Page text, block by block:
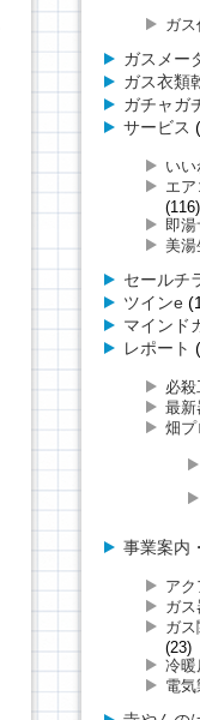
ガ
ガスメー
ガス衣類
ガチャガ
サービス
いい
エ
(116)
即湯
美湯
セールチ
ツインe
マインド
レポート
必殺
最新
畑プ
事業案内
アク
ガス
ガ
(23)
冷暖
電気